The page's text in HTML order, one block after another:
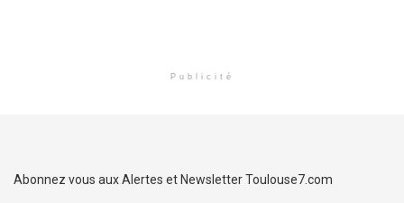
Publicité
Abonnez vous aux Alertes et Newsletter Toulouse7.com